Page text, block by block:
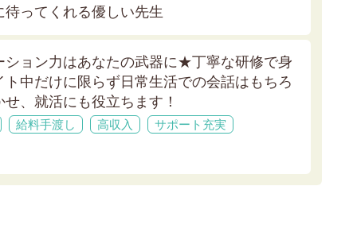
ってくれる優しい先生
ョン力はあなたの武器に★丁寧な研修で身
中だけに限らず日常生活での会話はもちろ
、就活にも役立ちます！
給料手渡し 高収入 サポート充実